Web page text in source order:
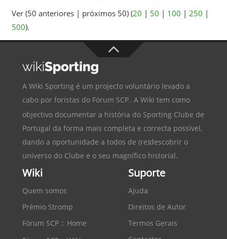
Ver (50 anteriores | próximos 50) (20 | 50 | 100 | 250 |
500).
A Wiki Sporting é um projecto voluntário levado a
cabo por foristas do Fórum SCP. A Wiki tem como
objectivo documentar a história do Sporting Clube de
Portugal da forma mais completa e correcta possível,
dando a oportunidade a todos de (re)descobrir o
universo do Clube e o seu magnífico historial.
Wiki
Quem somos
Prémio Stromp
Fórum SCP :: Home
Suporte
Ajuda
Direitos de Autor
Termos Gerais